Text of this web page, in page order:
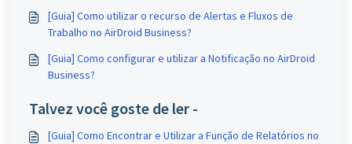
[Guia] Como utilizar o recurso de Alertas e Fluxos de
Trabalho no AirDroid Business?
[Guia] Como configurar e utilizar a Notificação no AirDroid
Business?
Talvez você goste de ler -
[Guia] Como Encontrar e Utilizar a Função de Relatórios no